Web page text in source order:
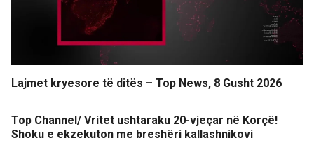
Lajmet kryesore të ditës – Top News, 8 Gusht 2026
Top Channel/ Vritet ushtaraku 20-vjeçar në Korçë!
Shoku e ekzekuton me breshëri kallashnikovi